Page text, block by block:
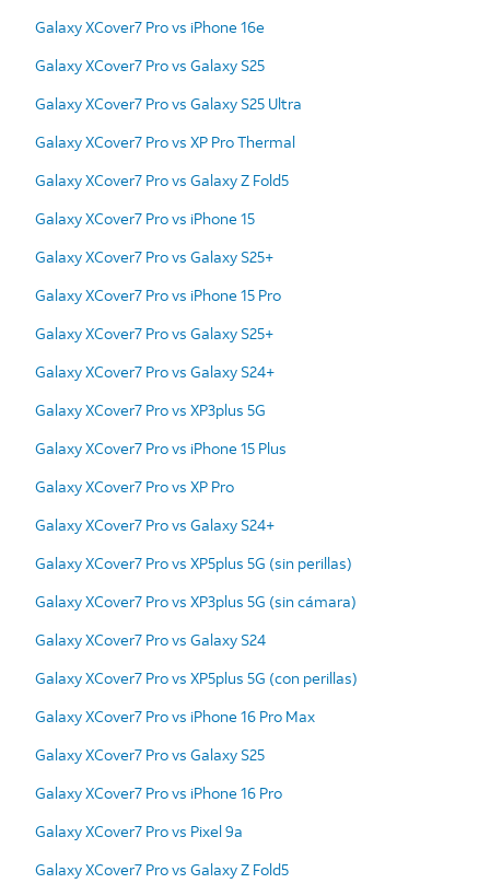
Galaxy XCover7 Pro vs iPhone 16e
Galaxy XCover7 Pro vs Galaxy S25
Galaxy XCover7 Pro vs Galaxy S25 Ultra
Galaxy XCover7 Pro vs XP Pro Thermal
Galaxy XCover7 Pro vs Galaxy Z Fold5
Galaxy XCover7 Pro vs iPhone 15
Galaxy XCover7 Pro vs Galaxy S25+
Galaxy XCover7 Pro vs iPhone 15 Pro
Galaxy XCover7 Pro vs Galaxy S25+
Galaxy XCover7 Pro vs Galaxy S24+
Galaxy XCover7 Pro vs XP3plus 5G
Galaxy XCover7 Pro vs iPhone 15 Plus
Galaxy XCover7 Pro vs XP Pro
Galaxy XCover7 Pro vs Galaxy S24+
Galaxy XCover7 Pro vs XP5plus 5G (sin perillas)
Galaxy XCover7 Pro vs XP3plus 5G (sin cámara)
Galaxy XCover7 Pro vs Galaxy S24
Galaxy XCover7 Pro vs XP5plus 5G (con perillas)
Galaxy XCover7 Pro vs iPhone 16 Pro Max
Galaxy XCover7 Pro vs Galaxy S25
Galaxy XCover7 Pro vs iPhone 16 Pro
Galaxy XCover7 Pro vs Pixel 9a
Galaxy XCover7 Pro vs Galaxy Z Fold5